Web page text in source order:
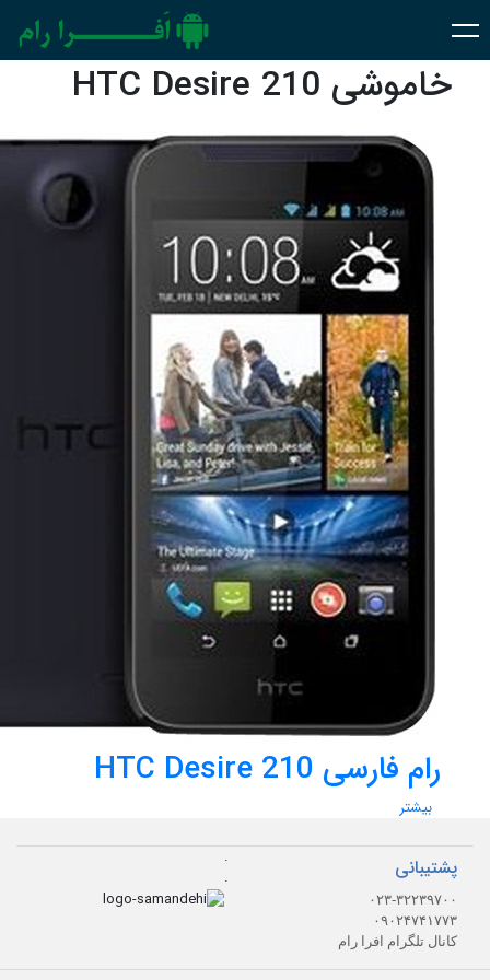
خاموشی HTC Desire 210
رام فارسی HTC Desire 210
بیشتر
پشتیبانی
۰۲۳-۳۲۲۳۹۷۰۰
۰۹۰۲۴۷۴۱۷۷۳
کانال تلگرام افرا رام
.
.